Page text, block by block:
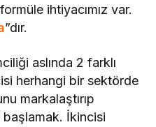
ihtiyacımız var.
”dır.
aslında 2 farklı
herhangi bir sektörde
markalaştırıp
İkincisi